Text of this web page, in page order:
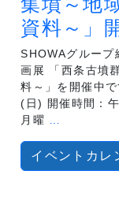
資料～」
SHOWAグルー
画展 「西条古墳
料～」を開催中
(日) 開催時間：
月曜
館
企
イベントカレ